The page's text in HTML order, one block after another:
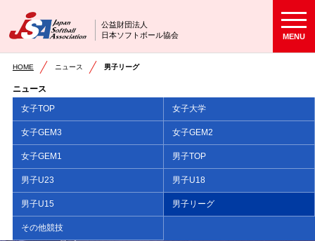
公益財団法人
日本ソフトボール協会
MENU
HOME ニュース 男子リーグ
ニュース
女子TOP
女子大学
女子GEM3 女子GEM2
女子GEM1 男子TOP
男子U23 男子U18
男子U15 男子リーグ
その他競技